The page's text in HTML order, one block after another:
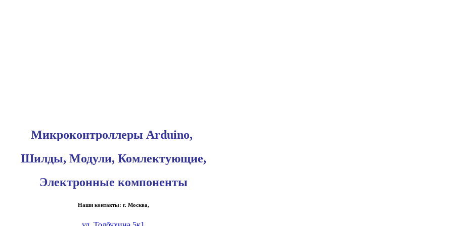
Микроконтроллеры Arduino,
Шилды, Модули, Комлектующие,
Электронные компоненты
Наши контакты: г. Москва,